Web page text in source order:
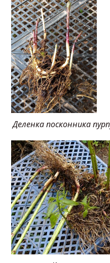
Деленка посконника